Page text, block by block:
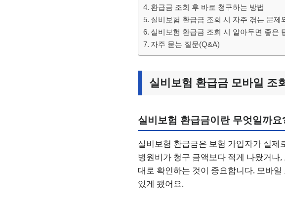
환급금 조회 후 바로 청구하는 방법
실비보험 환급금 조회 시 자주 겪는 문제
실비보험 환급금 조회 시 알아두면 좋은
자주 묻는 질문(Q&A)
실비보험 환급금 모바일 조
실비보험 환급금이란 무엇일까요
실비보험 환급금은 보험 가입자가 실제
병원비가 청구 금액보다 적게 나왔거나
대로 확인하는 것이 중요합니다. 모바
있게 됐어요.